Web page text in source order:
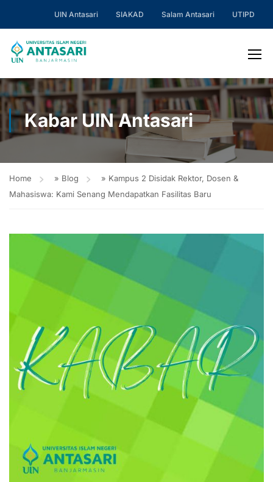
UIN Antasari SIAKAD Salam Antasari UTIPD
Kabar UIN Antasari
Home » Blog » Kampus 2 Disidak Rektor, Dosen &
Mahasiswa: Kami Senang Mendapatkan Fasilitas Baru